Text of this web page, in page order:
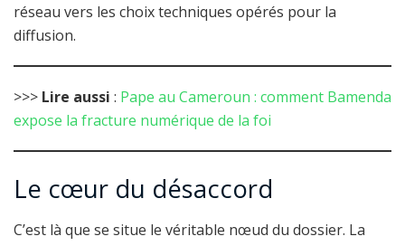
réseau vers les choix techniques opérés pour la
diffusion.
>>> Lire aussi : Pape au Cameroun : comment Bamenda
expose la fracture numérique de la foi
Le cœur du désaccord
C’est là que se situe le véritable nœud du dossier. La